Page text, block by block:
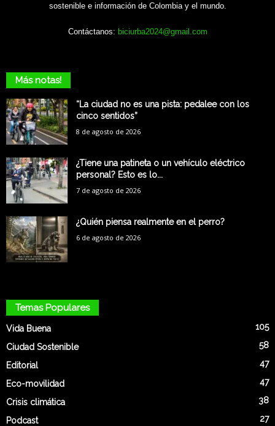
sostenible e información de Colombia y el mundo.
Contáctanos: biciurba2024@gmail.com
Más notas!
“La ciudad no es una pista: pedalee con los
cinco sentidos”
8 de agosto de 2026
¿Tiene una patineta o un vehículo eléctrico
personal? Esto es lo...
7 de agosto de 2026
¿Quién piensa realmente en el perro?
6 de agosto de 2026
Temas Populares
Vida Buena 105
Ciudad Sostenible 58
Editorial 47
Eco-movilidad 47
Crisis climática 38
Podcast 27